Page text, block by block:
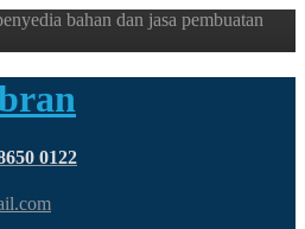
bahan dan jasa pembuatan
0122